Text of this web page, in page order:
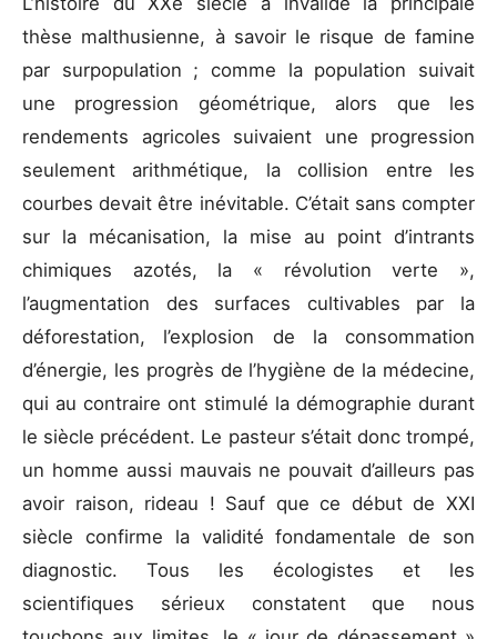
thèse malthusienne, à savoir le risque de famine
par surpopulation ; comme la population suivait
une progression géométrique, alors que les
rendements agricoles suivaient une progression
seulement arithmétique, la collision entre les
courbes devait être inévitable. C’était sans compter
sur la mécanisation, la mise au point d’intrants
chimiques azotés, la « révolution verte »,
l’augmentation des surfaces cultivables par la
déforestation, l’explosion de la consommation
d’énergie, les progrès de l’hygiène de la médecine,
qui au contraire ont stimulé la démographie durant
le siècle précédent. Le pasteur s’était donc trompé,
un homme aussi mauvais ne pouvait d’ailleurs pas
avoir raison, rideau ! Sauf que ce début de XXI
siècle confirme la validité fondamentale de son
diagnostic. Tous les écologistes et les
scientifiques sérieux constatent que nous